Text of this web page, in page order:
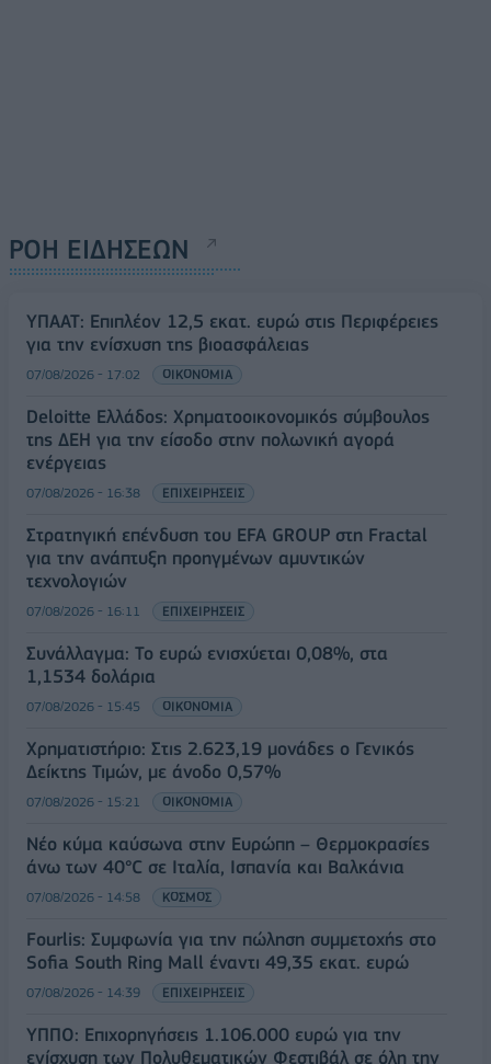
ΡΟΗ ΕΙΔΗΣΕΩΝ
ΥΠΑΑΤ: Επιπλέον 12,5 εκατ. ευρώ στις Περιφέρειες
για την ενίσχυση της βιοασφάλειας
07/08/2026 - 17:02 ΟΙΚΟΝΟΜΙΑ
Deloitte Ελλάδος: Χρηματοοικονομικός σύμβουλος
της ΔΕΗ για την είσοδο στην πολωνική αγορά
ενέργειας
07/08/2026 - 16:38 ΕΠΙΧΕΙΡΗΣΕΙΣ
Στρατηγική επένδυση του EFA GROUP στη Fractal
για την ανάπτυξη προηγμένων αμυντικών
τεχνολογιών
07/08/2026 - 16:11 ΕΠΙΧΕΙΡΗΣΕΙΣ
Συνάλλαγμα: Το ευρώ ενισχύεται 0,08%, στα
1,1534 δολάρια
07/08/2026 - 15:45 ΟΙΚΟΝΟΜΙΑ
Χρηματιστήριο: Στις 2.623,19 μονάδες ο Γενικός
Δείκτης Τιμών, με άνοδο 0,57%
07/08/2026 - 15:21 ΟΙΚΟΝΟΜΙΑ
Νέο κύμα καύσωνα στην Ευρώπη – Θερμοκρασίες
άνω των 40°C σε Ιταλία, Ισπανία και Βαλκάνια
07/08/2026 - 14:58 ΚΟΣΜΟΣ
Fourlis: Συμφωνία για την πώληση συμμετοχής στο
Sofia South Ring Mall έναντι 49,35 εκατ. ευρώ
07/08/2026 - 14:39 ΕΠΙΧΕΙΡΗΣΕΙΣ
ΥΠΠΟ: Επιχορηγήσεις 1.106.000 ευρώ για την
ενίσχυση των Πολυθεματικών Φεστιβάλ σε όλη την